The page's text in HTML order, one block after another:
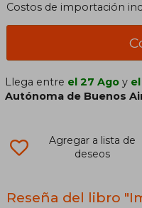
Costos de importación
Llega entre el 27 Ago y
Autónoma de Buenos
Agregar a lista de
deseos
Reseña del libro